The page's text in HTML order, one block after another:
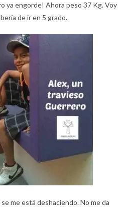
ya engorde! Ahora peso 37 Kg. Voy
de ir en 5 grado.
me está deshaciendo. No me da